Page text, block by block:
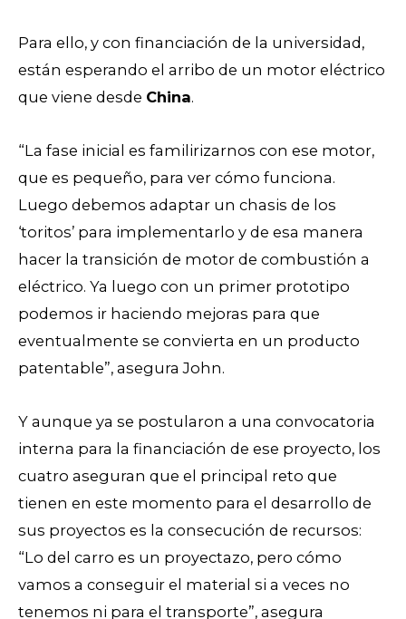
Para ello, y con financiación de la universidad,
están esperando el arribo de un motor eléctrico
que viene desde China.
“La fase inicial es familirizarnos con ese motor,
que es pequeño, para ver cómo funciona.
Luego debemos adaptar un chasis de los
‘toritos’ para implementarlo y de esa manera
hacer la transición de motor de combustión a
eléctrico. Ya luego con un primer prototipo
podemos ir haciendo mejoras para que
eventualmente se convierta en un producto
patentable”, asegura John.
Y aunque ya se postularon a una convocatoria
interna para la financiación de ese proyecto, los
cuatro aseguran que el principal reto que
tienen en este momento para el desarrollo de
sus proyectos es la consecución de recursos:
“Lo del carro es un proyectazo, pero cómo
vamos a conseguir el material si a veces no
tenemos ni para el transporte”, asegura